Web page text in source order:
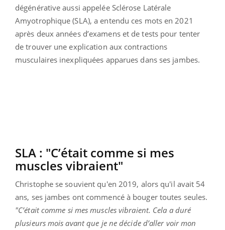
dégénérative aussi appelée Sclérose Latérale
Amyotrophique (SLA), a entendu ces mots en 2021
après deux années d’examens et de tests pour tenter
de trouver une explication aux contractions
musculaires inexpliquées apparues dans ses jambes.
SLA : "C’était comme si mes
muscles vibraient"
Christophe se souvient qu'en 2019, alors qu'il avait 54
ans, ses jambes ont commencé à bouger toutes seules.
"C’était comme si mes muscles vibraient. Cela a duré
plusieurs mois avant que je ne décide d’aller voir mon